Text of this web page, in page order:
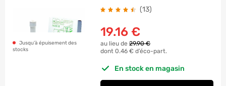
Jusqu’à épuisement des
stocks
(13)
19.16 €
au lieu de29.90 €
dont 0.46 € d’éco-part.
En stock en magasin